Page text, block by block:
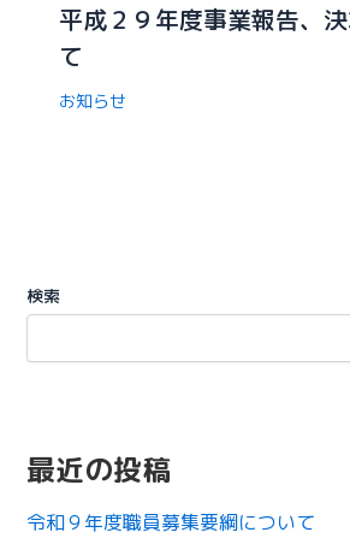
平成２９年度事業報告、
て
お知らせ
検索
最近の投稿
令和９年度職員募集要綱について